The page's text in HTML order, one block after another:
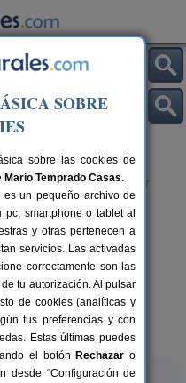
Orzola
3 pers.
desde30 €
SOBRE
sobre las cookies de
Mario Temprado Casas.
un pequeño archivo de
smartphone o tablet al
y otras pertenecen a
servicios. Las activadas
correctamente son las
tu autorización. Al pulsar
de cookies (analíticas y
tus preferencias y con
Estas últimas puedes
el botón Rechazar o
desde “Configuración de